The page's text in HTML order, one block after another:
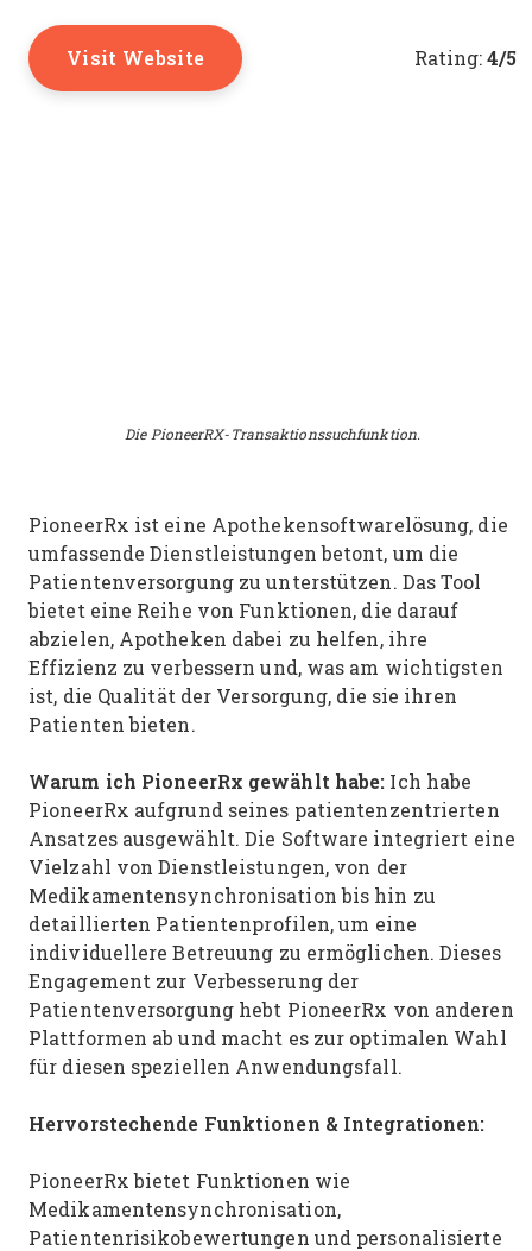
Visit Website Rating: 4/5
Die PioneerRX-Transaktionssuchfunktion.
PioneerRx ist eine Apothekensoftwarelösung, die
umfassende Dienstleistungen betont, um die
Patientenversorgung zu unterstützen. Das Tool
bietet eine Reihe von Funktionen, die darauf
abzielen, Apotheken dabei zu helfen, ihre
Effizienz zu verbessern und, was am wichtigsten
ist, die Qualität der Versorgung, die sie ihren
Patienten bieten.
Warum ich PioneerRx gewählt habe: Ich habe
PioneerRx aufgrund seines patientenzentrierten
Ansatzes ausgewählt. Die Software integriert eine
Vielzahl von Dienstleistungen, von der
Medikamentensynchronisation bis hin zu
detaillierten Patientenprofilen, um eine
individuellere Betreuung zu ermöglichen. Dieses
Engagement zur Verbesserung der
Patientenversorgung hebt PioneerRx von anderen
Plattformen ab und macht es zur optimalen Wahl
für diesen speziellen Anwendungsfall.
Hervorstechende Funktionen & Integrationen:
PioneerRx bietet Funktionen wie
Medikamentensynchronisation,
Patientenrisikobewertungen und personalisierte